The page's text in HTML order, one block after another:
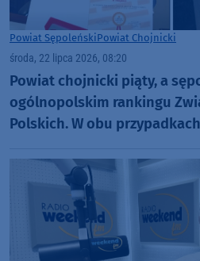
Powiat SępoleńskiPowiat Chojnicki
środa, 22 lipca 2026, 08:20
Powiat chojnicki piąty, a
ogólnopolskim rankingu
Polskich. W obu